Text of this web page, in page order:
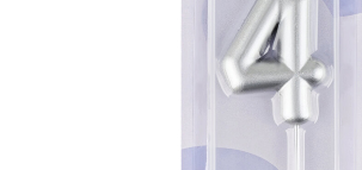
Ватманы, калька, бумага
Бумага для художественных и